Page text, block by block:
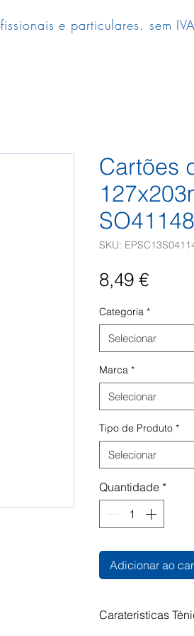
e particulares. sem
Cartões
SKU:
8,49 €Preço
Categoria *
Selecionar
Marca *
Selecionar
Tipo de Produto *
Selecionar
Quantidade *
Adicionar ao
Carateristicas